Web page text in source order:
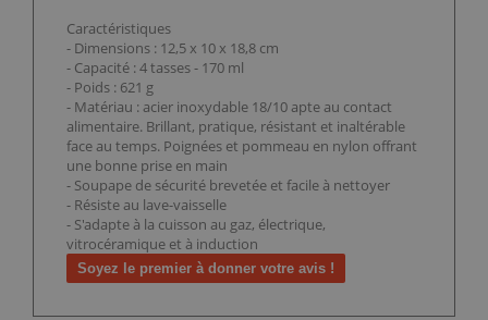
Caractéristiques
- Dimensions : 12,5 x 10 x 18,8 cm
- Capacité : 4 tasses - 170 ml
- Poids : 621 g
- Matériau : acier inoxydable 18/10 apte au contact
alimentaire. Brillant, pratique, résistant et inaltérable
face au temps. Poignées et pommeau en nylon offrant
une bonne prise en main
- Soupape de sécurité brevetée et facile à nettoyer
- Résiste au lave-vaisselle
- S'adapte à la cuisson au gaz, électrique,
vitrocéramique et à induction
Soyez le premier à donner votre avis !